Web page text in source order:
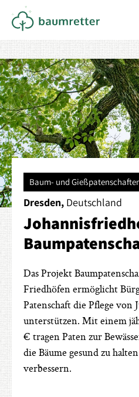
Baum- und
Dresden, Deutschland
Das Projekt
Friedhöfen ermöglicht
Patenschaft die Pflege von
unterstützen. Mit einem
€ tragen Paten zur
die Bäume gesund zu
verbessern.